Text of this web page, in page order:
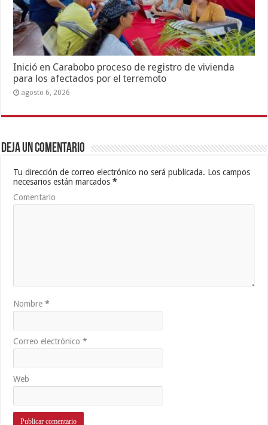
Inició en Carabobo proceso de registro de vivienda
para los afectados por el terremoto
agosto 6, 2026
Deja un comentario
Tu dirección de correo electrónico no será publicada. Los campos
necesarios están marcados*
Comentario
Nombre*
Correo electrónico*
Web